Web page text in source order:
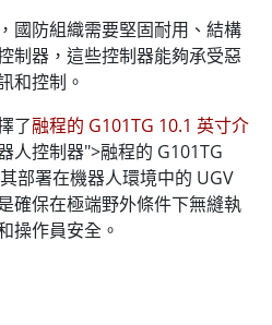
國防組織需要堅固耐用、結構
制器，這些控制器能夠承受惡
和控制。
了融程的 G101TG 10.1 英寸介
人控制器">融程的 G101TG
部署在機器人環境中的 UGV
確保在極端野外條件下無縫執
操作員安全。